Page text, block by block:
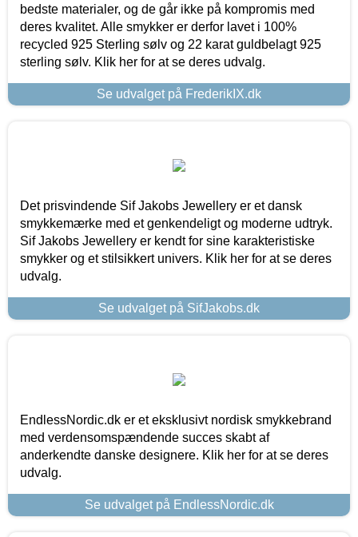
bedste materialer, og de går ikke på kompromis med
deres kvalitet. Alle smykker er derfor lavet i 100%
recycled 925 Sterling sølv og 22 karat guldbelagt 925
sterling sølv. Klik her for at se deres udvalg.
Se udvalget på FrederikIX.dk
Det prisvindende Sif Jakobs Jewellery er et dansk
smykkemærke med et genkendeligt og moderne udtryk.
Sif Jakobs Jewellery er kendt for sine karakteristiske
smykker og et stilsikkert univers. Klik her for at se deres
udvalg.
Se udvalget på SifJakobs.dk
EndlessNordic.dk er et eksklusivt nordisk smykkebrand
med verdensomspændende succes skabt af
anderkendte danske designere. Klik her for at se deres
udvalg.
Se udvalget på EndlessNordic.dk